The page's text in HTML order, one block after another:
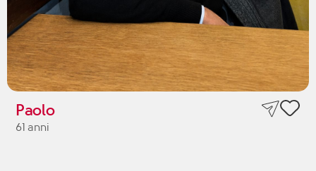
Paolo
61 anni